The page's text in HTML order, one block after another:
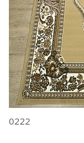
0222